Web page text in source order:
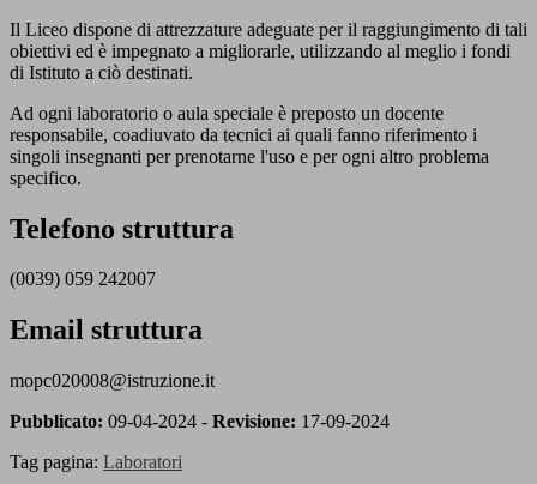
Il Liceo dispone di attrezzature adeguate per il raggiungimento di tali
obiettivi ed è impegnato a migliorarle, utilizzando al meglio i fondi
di Istituto a ciò destinati.
Ad ogni laboratorio o aula speciale è preposto un docente
responsabile, coadiuvato da tecnici ai quali fanno riferimento i
singoli insegnanti per prenotarne l'uso e per ogni altro problema
specifico.
Telefono struttura
(0039) 059 242007
Email struttura
mopc020008@istruzione.it
Pubblicato: 09-04-2024 - Revisione: 17-09-2024
Tag pagina: Laboratori